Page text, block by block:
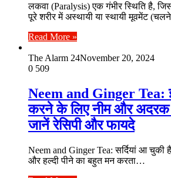
लकवा (Paralysis) एक गंभीर स्थिति है,
पूरे शरीर में अस्थायी या स्थायी मूवमेंट
Read More »
The Alarm 24November 20, 2024
0 509
Neem and Ginger Tea:
करने के लिए नीम और
जानें रेसिपी और फायदे
Neem and Ginger Tea: सर्दियां आ चुकी
और हल्दी पीने का बहुत मन करता…